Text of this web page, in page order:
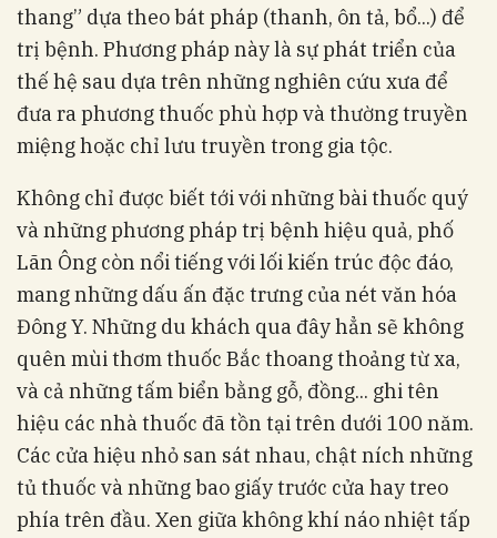
thang” dựa theo bát pháp (thanh, ôn tả, bổ...) để
trị bệnh. Phương pháp này là sự phát triển của
thế hệ sau dựa trên những nghiên cứu xưa để
đưa ra phương thuốc phù hợp và thường truyền
miệng hoặc chỉ lưu truyền trong gia tộc.
Không chỉ được biết tới với những bài thuốc quý
và những phương pháp trị bệnh hiệu quả, phố
Lãn Ông còn nổi tiếng với lối kiến trúc độc đáo,
mang những dấu ấn đặc trưng của nét văn hóa
Đông Y. Những du khách qua đây hẳn sẽ không
quên mùi thơm thuốc Bắc thoang thoảng từ xa,
và cả những tấm biển bằng gỗ, đồng... ghi tên
hiệu các nhà thuốc đã tồn tại trên dưới 100 năm.
Các cửa hiệu nhỏ san sát nhau, chật ních những
tủ thuốc và những bao giấy trước cửa hay treo
phía trên đầu. Xen giữa không khí náo nhiệt tấp